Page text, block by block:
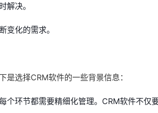
解决。
变化的需求。
选择CRM软件的一些背景信息：
个环节都需要精细化管理。CRM软件不仅